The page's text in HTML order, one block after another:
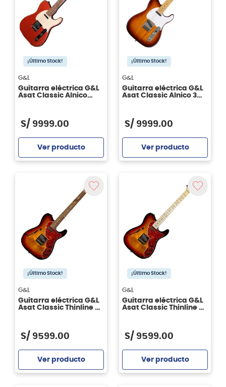
¡Último Stock!
G&L
Guitarra eléctrica G&L
Asat Classic Alnico
S/ 9999.00
Ver producto
¡Último Stock!
G&L
Guitarra eléctrica G&L
Asat Classic Alnico 3
S/ 9999.00
Ver producto
¡Último Stock!
G&L
Guitarra eléctrica G&L
Asat Classic Thinline 3
S/ 9599.00
Ver producto
¡Último Stock!
G&L
Guitarra eléctrica G&L
Asat Classic Thinline 3
S/ 9599.00
Ver producto